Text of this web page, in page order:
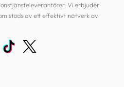
Vi erbjuder
stöds av ett effektivt nätverk av